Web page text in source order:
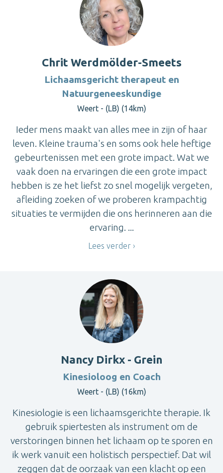
Chrit Werdmölder-Smeets
Lichaamsgericht therapeut en
Natuurgeneeskundige
Weert - (LB) (14km)
Ieder mens maakt van alles mee in zijn of haar
leven. Kleine trauma's en soms ook hele heftige
gebeurtenissen met een grote impact. Wat we
vaak doen na ervaringen die een grote impact
hebben is ze het liefst zo snel mogelijk vergeten,
afleiding zoeken of we proberen krampachtig
situaties te vermijden die ons herinneren aan die
ervaring. ...
Lees verder
Nancy Dirkx - Grein
Kinesioloog en Coach
Weert - (LB) (16km)
Kinesiologie is een lichaamsgerichte therapie. Ik
gebruik spiertesten als instrument om de
verstoringen binnen het lichaam op te sporen en
ik werk vanuit een holistisch perspectief. Dat wil
zeggen dat de oorzaak van een klacht op een